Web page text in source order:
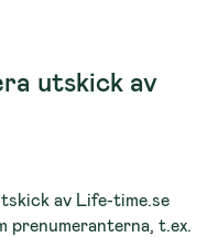
utskick av
av Life-time.se
prenumeranterna, t.ex.